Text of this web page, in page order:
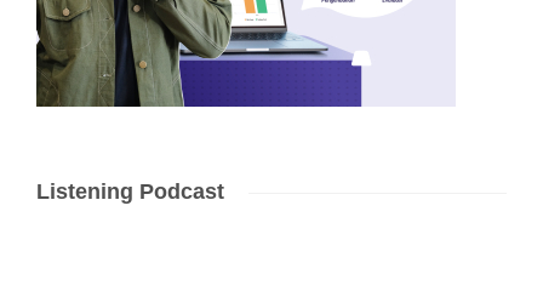
Listening Podcast